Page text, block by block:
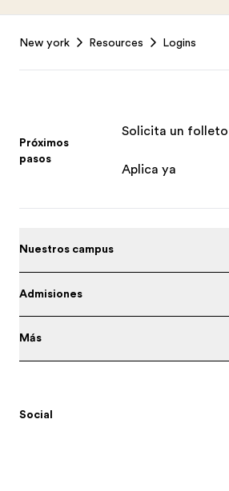
New york Resources Logins
Próximos
pasos
Solicita un folleto
Aplica ya
Nuestros campus
Admisiones
Más
Social